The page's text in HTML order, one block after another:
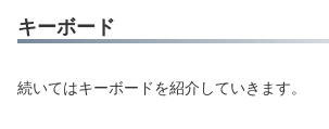
キーボード
続いてはキーボードを紹介していきます。